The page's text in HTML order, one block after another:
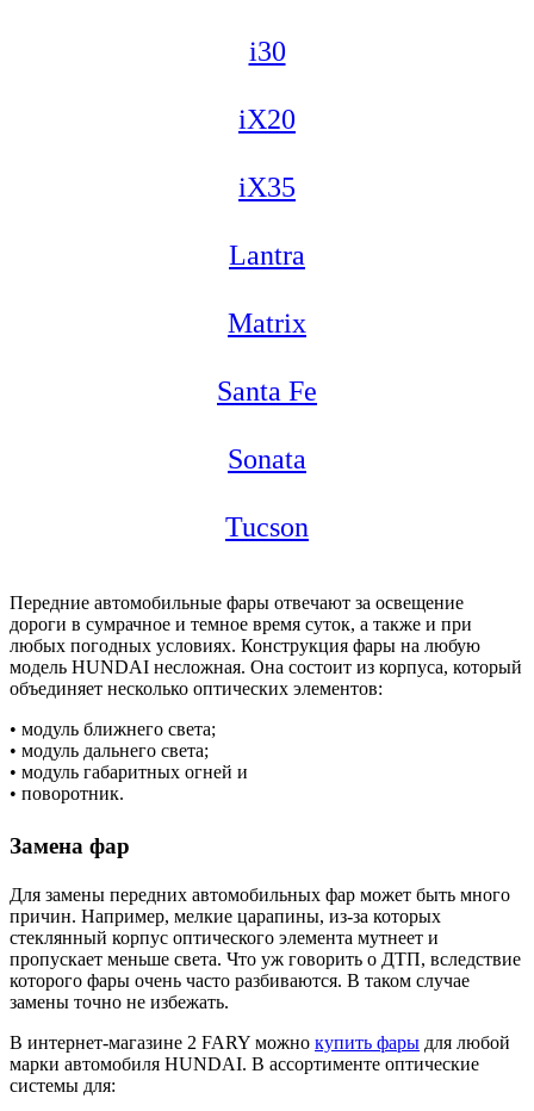
i30
iX20
iX35
Lantra
Matrix
Santa Fe
Sonata
Tucson
Передние автомобильные фары отвечают за освещение
дороги в сумрачное и темное время суток, а также и при
любых погодных условиях. Конструкция фары на любую
модель HUNDAI несложная. Она состоит из корпуса, который
объединяет несколько оптических элементов:
• модуль ближнего света;
• модуль дальнего света;
• модуль габаритных огней и
• поворотник.
Замена фар
Для замены передних автомобильных фар может быть много
причин. Например, мелкие царапины, из-за которых
стеклянный корпус оптического элемента мутнеет и
пропускает меньше света. Что уж говорить о ДТП, вследствие
которого фары очень часто разбиваются. В таком случае
замены точно не избежать.
В интернет-магазине 2 FARY можно купить фары для любой
марки автомобиля HUNDAI. В ассортименте оптические
системы для: